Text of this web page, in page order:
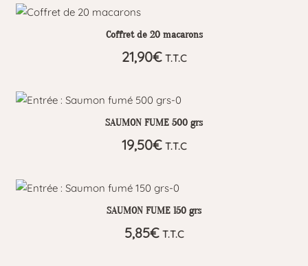
Coffret de 20 macarons
21,90€ T.T.C
SAUMON FUME 500 grs
19,50€ T.T.C
SAUMON FUME 150 grs
5,85€ T.T.C